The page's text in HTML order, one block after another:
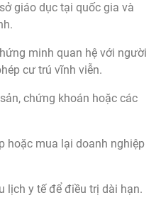
giáo dục tại quốc gia và
minh quan hệ với người
cư trú vĩnh viễn.
chứng khoán hoặc các
hoặc mua lại doanh nghiệp
lịch y tế để điều trị dài hạn.